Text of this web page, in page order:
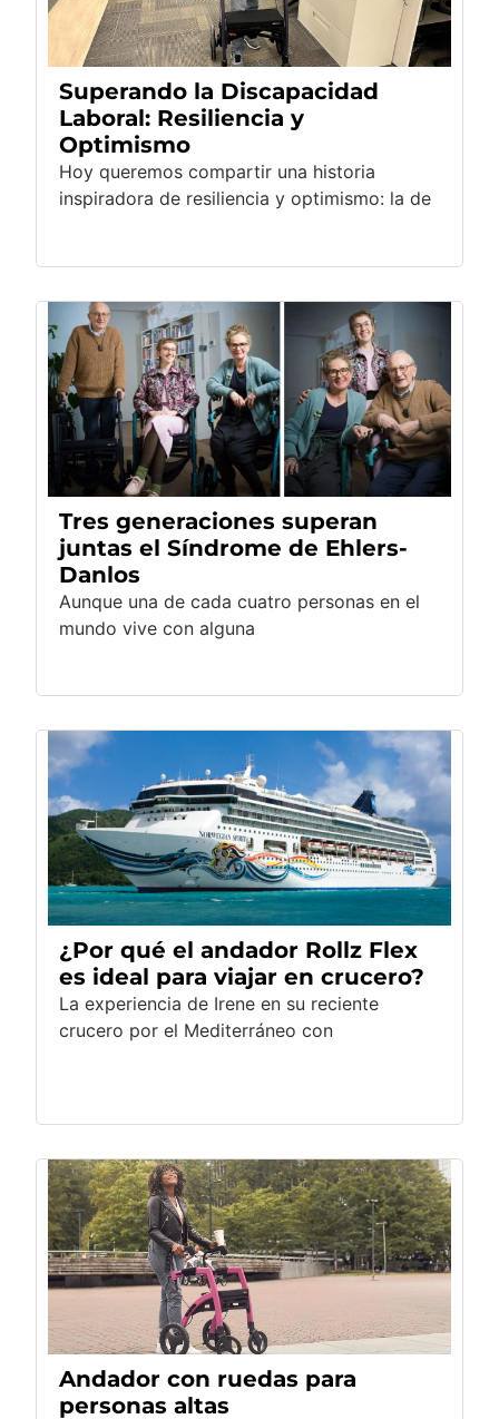
Superando la Discapacidad
Laboral: Resiliencia y
Optimismo
Hoy queremos compartir una historia
inspiradora de resiliencia y optimismo: la de
Tres generaciones superan
juntas el Síndrome de Ehlers-
Danlos
Aunque una de cada cuatro personas en el
mundo vive con alguna
¿Por qué el andador Rollz Flex
es ideal para viajar en crucero?
La experiencia de Irene en su reciente
crucero por el Mediterráneo con
Andador con ruedas para
personas altas